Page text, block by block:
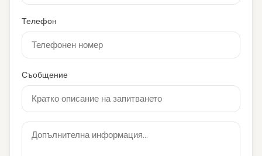
Телефон
Съобщение